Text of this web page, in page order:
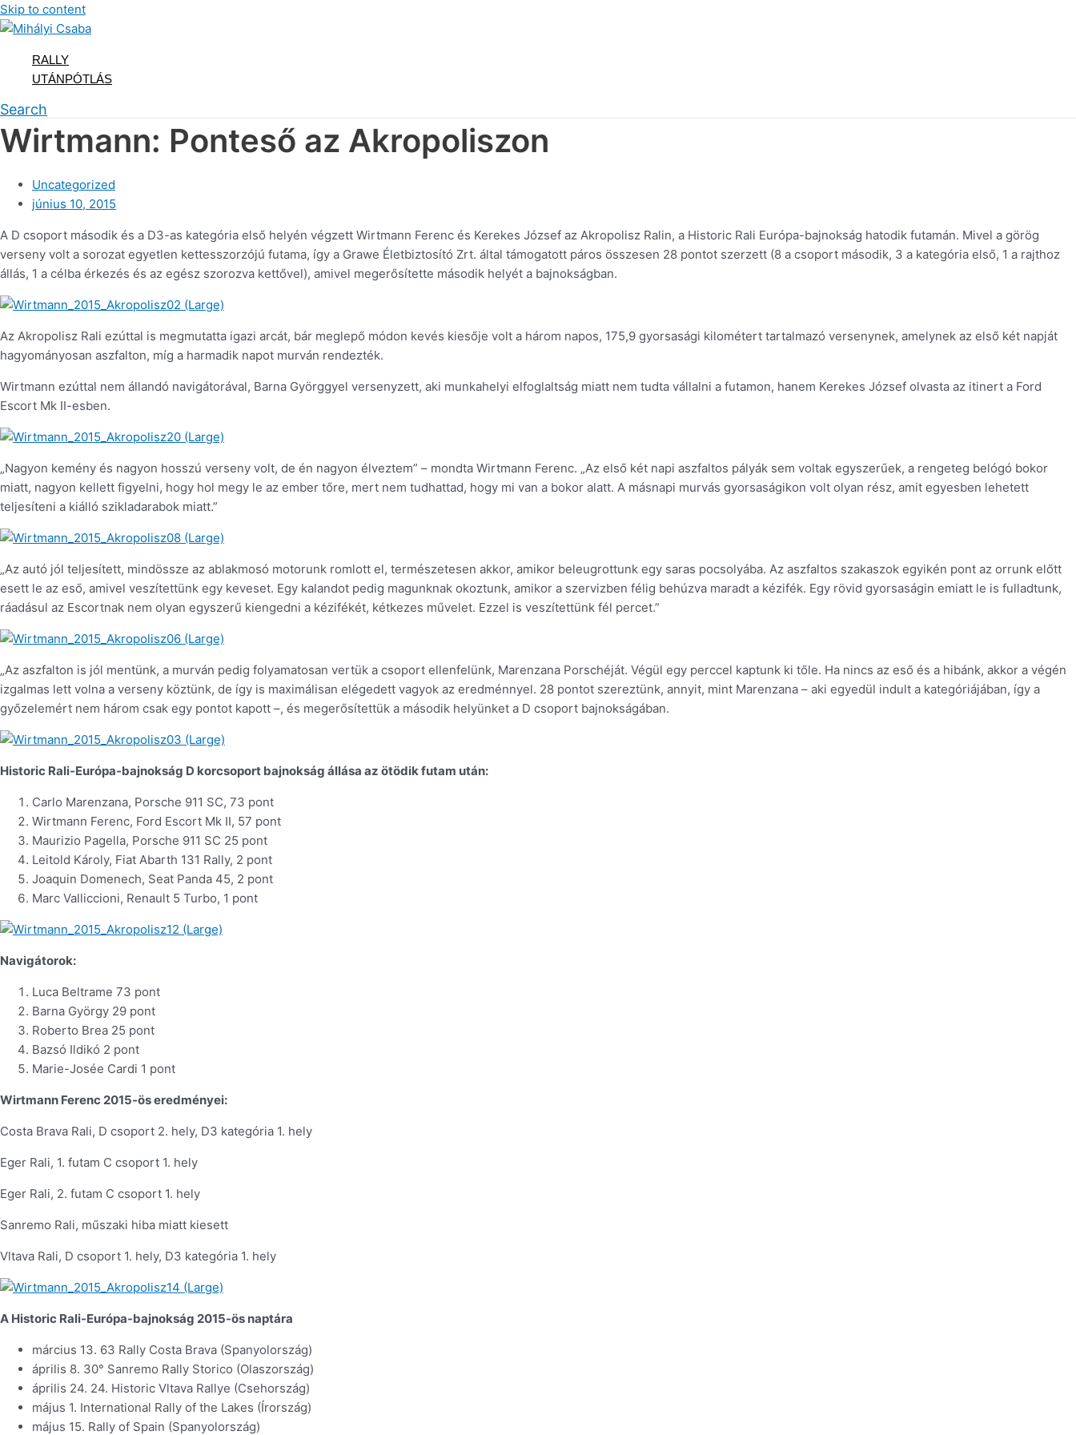
Skip to content
RALLY
UTÁNPÓTLÁS
Search
Wirtmann: Ponteső az Akropoliszon
Uncategorized
június 10, 2015
A D csoport második és a D3-as kategória első helyén végzett Wirtmann Ferenc és Kerekes József az Akropolisz Ralin, a Historic Rali Európa-bajnokság hatodik futamán. Mivel a görög
verseny volt a sorozat egyetlen kettesszorzójú futama, így a Grawe Életbiztosító Zrt. által támogatott páros összesen 28 pontot szerzett (8 a csoport második, 3 a kategória első, 1 a rajthoz
állás, 1 a célba érkezés és az egész szorozva kettővel), amivel megerősítette második helyét a bajnokságban.
Az Akropolisz Rali ezúttal is megmutatta igazi arcát, bár meglepő módon kevés kiesője volt a három napos, 175,9 gyorsasági kilométert tartalmazó versenynek, amelynek az első két napját
hagyományosan aszfalton, míg a harmadik napot murván rendezték.
Wirtmann ezúttal nem állandó navigátorával, Barna Györggyel versenyzett, aki munkahelyi elfoglaltság miatt nem tudta vállalni a futamon, hanem Kerekes József olvasta az itinert a Ford
Escort Mk II-esben.
„Nagyon kemény és nagyon hosszú verseny volt, de én nagyon élveztem” – mondta Wirtmann Ferenc. „Az első két napi aszfaltos pályák sem voltak egyszerűek, a rengeteg belógó bokor
miatt, nagyon kellett figyelni, hogy hol megy le az ember tőre, mert nem tudhattad, hogy mi van a bokor alatt. A másnapi murvás gyorsaságikon volt olyan rész, amit egyesben lehetett
teljesíteni a kiálló szikladarabok miatt.”
„Az autó jól teljesített, mindössze az ablakmosó motorunk romlott el, természetesen akkor, amikor beleugrottunk egy saras pocsolyába. Az aszfaltos szakaszok egyikén pont az orrunk előtt
esett le az eső, amivel veszítettünk egy keveset. Egy kalandot pedig magunknak okoztunk, amikor a szervizben félig behúzva maradt a kézifék. Egy rövid gyorsaságin emiatt le is fulladtunk,
ráadásul az Escortnak nem olyan egyszerű kiengedni a kézifékét, kétkezes művelet. Ezzel is veszítettünk fél percet.”
„Az aszfalton is jól mentünk, a murván pedig folyamatosan vertük a csoport ellenfelünk, Marenzana Porschéját. Végül egy perccel kaptunk ki tőle. Ha nincs az eső és a hibánk, akkor a végén
izgalmas lett volna a verseny köztünk, de így is maximálisan elégedett vagyok az eredménnyel. 28 pontot szereztünk, annyit, mint Marenzana – aki egyedül indult a kategóriájában, így a
győzelemért nem három csak egy pontot kapott –, és megerősítettük a második helyünket a D csoport bajnokságában.
Historic Rali-Európa-bajnokság D korcsoport bajnokság állása az ötödik futam után:
Carlo Marenzana, Porsche 911 SC, 73 pont
Wirtmann Ferenc, Ford Escort Mk II, 57 pont
Maurizio Pagella, Porsche 911 SC 25 pont
Leitold Károly, Fiat Abarth 131 Rally, 2 pont
Joaquin Domenech, Seat Panda 45, 2 pont
Marc Valliccioni, Renault 5 Turbo, 1 pont
Navigátorok:
Luca Beltrame 73 pont
Barna György 29 pont
Roberto Brea 25 pont
Bazsó Ildikó 2 pont
Marie-Josée Cardi 1 pont
Wirtmann Ferenc 2015-ös eredményei:
Costa Brava Rali, D csoport 2. hely, D3 kategória 1. hely
Eger Rali, 1. futam C csoport 1. hely
Eger Rali, 2. futam C csoport 1. hely
Sanremo Rali, műszaki hiba miatt kiesett
Vltava Rali, D csoport 1. hely, D3 kategória 1. hely
A Historic Rali-Európa-bajnokság 2015-ös naptára
március 13. 63 Rally Costa Brava (Spanyolország)
április 8. 30° Sanremo Rally Storico (Olaszország)
április 24. 24. Historic Vltava Rallye (Csehország)
május 1. International Rally of the Lakes (Írország)
május 15. Rally of Spain (Spanyolország)